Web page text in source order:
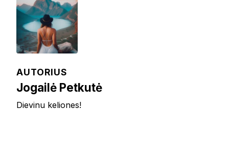
AUTORIUS
Jogailė Petkutė
Dievinu keliones!